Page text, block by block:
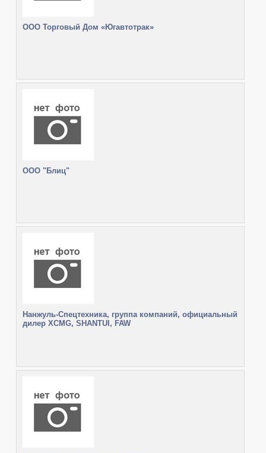
ООО Торговый Дом «Югавтотрак»
ООО "Блиц"
Нанжуль-Спецтехника, группа компаний, официальный
дилер XCMG, SHANTUI, FAW